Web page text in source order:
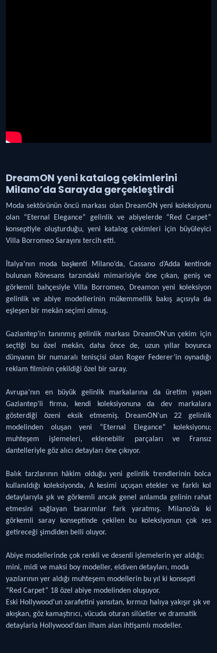
DreamON yeni katalog çekimlerini
Milano’da Sarayda gerçekleştirdi
Moda sektörünün öncü markası olan DreamON yeni koleksiyonu
olan “Eternal Elegance” gelinlik ve abiyelerde “Red Carpet”
konseptiyle oluşturduğu, yeni katalog çekimleri için büyüleyici
Villa Borromeo Sarayını tercih etti.
İtalya’nın moda başkenti Milano’da, Cassano d’Adda kentinde
bulunan Rönesans tarzındaki mimarisiyle öne çıkan, geniş ve
görkemli bahçesiyle Villa Borromeo, Dreamon yeni koleksiyon
gelinlik ve abiye modellerinin mükemmellik bakış açısıyla da
eşleşen bir mekân seçimi olmuş.
Gaziantep’in tanınmış gelinlik markası DreamON’un çekim için
seçtiği bu özel mekân, daha önce de, uzun yıllar boyunca
dünyanın bir numaralı tenisçisi olan Roger Federer’in oynadığı
reklam filminin çekildiği özel bir saray.
Avrupa’nın en büyük gelinlik markalarına da üretim yapan
Gaziantep’li firma, kendi koleksiyonuna da dev markalara
gösterdiği özeni eksik etmemiş. DreamON’un 22 gelinlik
modelinden oluşan yeni “Eternal Elegance” koleksiyonu;
muhteşem işlemeleri, eklenebilir parçaları ve Fransız
dantelleriyle göz alıcı detayları öne çıkıyor.
Balık tarzlarının hâkim olduğu yeni gelinlik trendlerinin bolca
kullanıldığı koleksiyonda, A kesimi uçuşan etekler ve farklı kol
detaylarıyla şık ve görkemli ancak genel anlamda gelinin rahat
etmesini sağlayan tasarımlar fark yaratmış. Milano’da ki
görkemli saray konseptinde çekilen bu koleksiyonun çok ses
getireceği şimdiden belli oluyor.
Abiye modellerinde çok renkli ve desenli işlemelerin yer aldığı;
mini, midi ve maksi boy modeller, eldiven detayları, moda
yazılarının yer aldığı muhteşem modellerin bu yıl ki konsepti
“Red Carpet” 18 özel abiye modelinden oluşuyor.
Eski Hollywood’un zarafetini yansıtan, kırmızı halıya yakışır şık ve
akışkan, göz kamaştırıcı, vücuda oturan silüetler ve dramatik
detaylarla Hollywood'dan ilham alan ihtişamlı modeller.